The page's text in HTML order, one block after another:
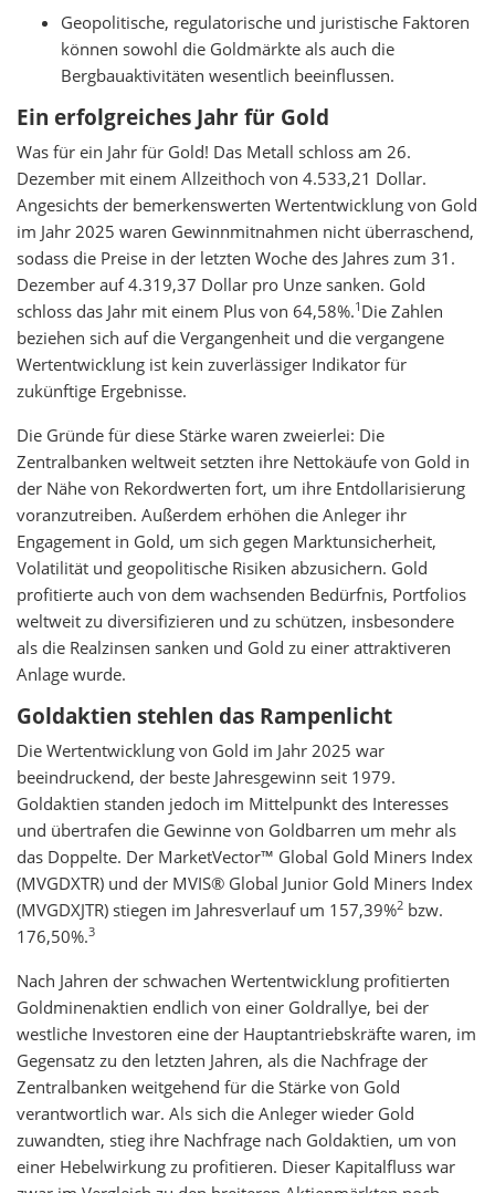
Geopolitische, regulatorische und juristische Faktoren
können sowohl die Goldmärkte als auch die
Bergbauaktivitäten wesentlich beeinflussen.
Ein erfolgreiches Jahr für Gold
Was für ein Jahr für Gold! Das Metall schloss am 26.
Dezember mit einem Allzeithoch von 4.533,21 Dollar.
Angesichts der bemerkenswerten Wertentwicklung von Gold
im Jahr 2025 waren Gewinnmitnahmen nicht überraschend,
sodass die Preise in der letzten Woche des Jahres zum 31.
Dezember auf 4.319,37 Dollar pro Unze sanken. Gold
schloss das Jahr mit einem Plus von 64,58%.1 Die Zahlen
beziehen sich auf die Vergangenheit und die vergangene
Wertentwicklung ist kein zuverlässiger Indikator für
zukünftige Ergebnisse.
Die Gründe für diese Stärke waren zweierlei: Die
Zentralbanken weltweit setzten ihre Nettokäufe von Gold in
der Nähe von Rekordwerten fort, um ihre Entdollarisierung
voranzutreiben. Außerdem erhöhen die Anleger ihr
Engagement in Gold, um sich gegen Marktunsicherheit,
Volatilität und geopolitische Risiken abzusichern. Gold
profitierte auch von dem wachsenden Bedürfnis, Portfolios
weltweit zu diversifizieren und zu schützen, insbesondere
als die Realzinsen sanken und Gold zu einer attraktiveren
Anlage wurde.
Goldaktien stehlen das Rampenlicht
Die Wertentwicklung von Gold im Jahr 2025 war
beeindruckend, der beste Jahresgewinn seit 1979.
Goldaktien standen jedoch im Mittelpunkt des Interesses
und übertrafen die Gewinne von Goldbarren um mehr als
das Doppelte. Der MarketVector™ Global Gold Miners Index
(MVGDXTR) und der MVIS® Global Junior Gold Miners Index
(MVGDXJTR) stiegen im Jahresverlauf um 157,39%2 bzw.
176,50%.3
Nach Jahren der schwachen Wertentwicklung profitierten
Goldminenaktien endlich von einer Goldrallye, bei der
westliche Investoren eine der Hauptantriebskräfte waren, im
Gegensatz zu den letzten Jahren, als die Nachfrage der
Zentralbanken weitgehend für die Stärke von Gold
verantwortlich war. Als sich die Anleger wieder Gold
zuwandten, stieg ihre Nachfrage nach Goldaktien, um von
einer Hebelwirkung zu profitieren. Dieser Kapitalfluss war